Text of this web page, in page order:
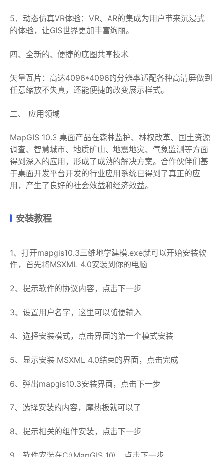
5．动态仿真VR体验：VR、AR的集成为用户带来沉浸式
的体验，让GIS世界更加丰富绚丽。
四、全新的、便捷的底图共享技术
矢量瓦片：高达4096*4096的分辨率适配各种高清屏做到
任意缩放不失真，还能便捷的改变展示样式。
二、 应用领域
MapGIS 10.3 桌面产品在森林监护、林权改革、国土资源
调查、智慧城市、地质矿山、地震地灾、气象监测等方面
得到深入的应用，形成了成熟的解决方案。合作伙伴们基
于桌面开发平台开发的行业应用系统已得到了真正的应
用，产生了良好的社会效益和经济效益。
安装教程
1、打开mapgis10.3三维地学建模.exe就可以开始安装软
件，首先将MSXML 4.0安装到你的电脑
2、提示软件的协议内容，点击下一步
3、设置用户名字，这里可以随便输入
4、选择安装模式，点击界面的第一个模式安装
5、显示安装 MSXML 4.0结束的界面，点击完成
6、弹出mapgis10.3安装界面，点击下一步
7、选择安装的内容，摩热板就可以了
8、提示相关的组件安装，点击下一步
9、软件安装在C:\MapGIS 10\，点击下一步